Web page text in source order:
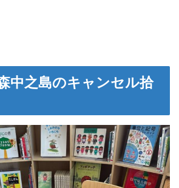
中之島のキャンセル拾